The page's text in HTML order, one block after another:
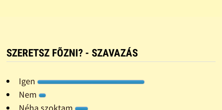
SZERETSZ FÕZNI? - SZAVAZÁS
Igen
Nem
Néha szoktam